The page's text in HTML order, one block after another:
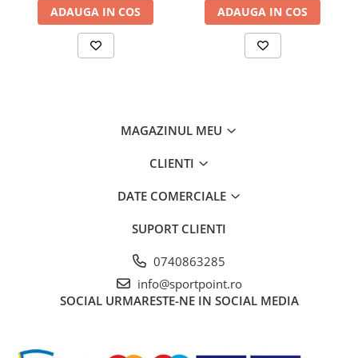
ADAUGA IN COS ADAUGA IN COS
MAGAZINUL MEU
CLIENTI
DATE COMERCIALE
SUPORT CLIENTI
0740863285
info@sportpoint.ro
SOCIAL URMARESTE-NE IN SOCIAL MEDIA